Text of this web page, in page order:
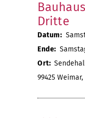
Dritte
Datum:
Ende:
Ort:
99425